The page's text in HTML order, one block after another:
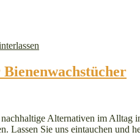
Alternativen im Alltag
Sie uns eintauchen und